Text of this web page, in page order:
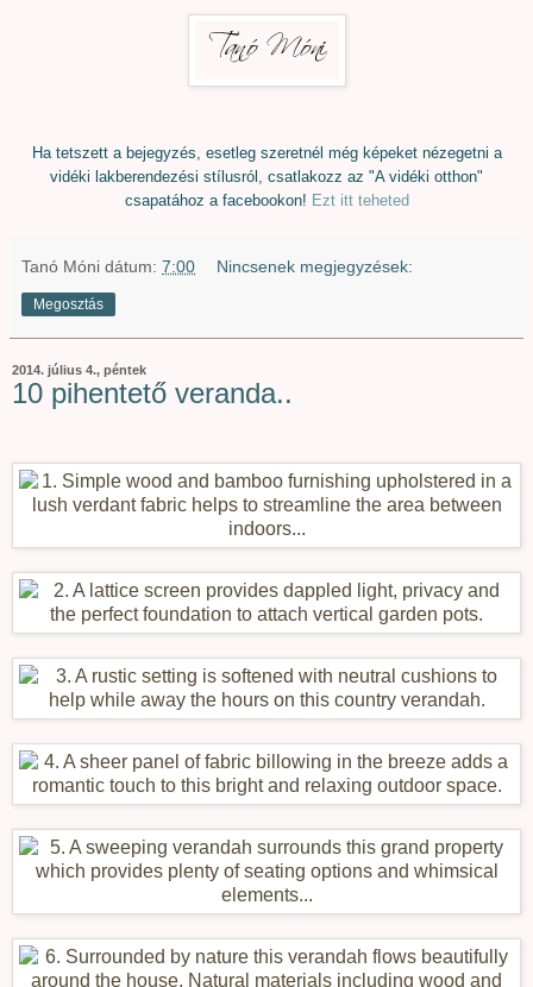
Ha tetszett a bejegyzés, esetleg szeretnél még képeket nézegetni a
vidéki lakberendezési stílusról, csatlakozz az "A vidéki otthon"
csapatához a facebookon! Ezt itt teheted
Tanó Móni dátum: 7:00 Nincsenek megjegyzések:
Megosztás
2014. július 4., péntek
10 pihentető veranda..